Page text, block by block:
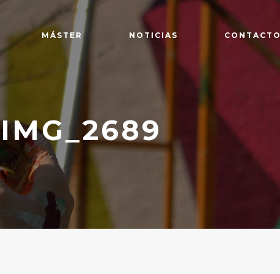
MÁSTER NOTICIAS CONTACTO
IMG_2689